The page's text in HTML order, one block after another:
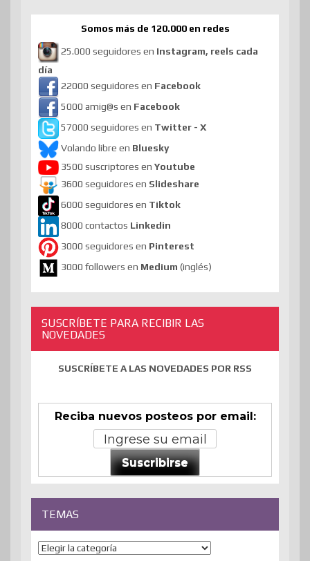
Somos más de 120.000 en redes
25.000 seguidores en Instagram, reels cada
día
22000 seguidores en Facebook
5000 amig@s en Facebook
57000 seguidores en Twitter - X
Volando libre en Bluesky
3500 suscriptores en Youtube
3600 seguidores en Slideshare
6000 seguidores en Tiktok
8000 contactos Linkedin
3000 seguidores en Pinterest
3000 followers en Medium (inglés)
SUSCRÍBETE PARA RECIBIR LAS
NOVEDADES
SUSCRÍBETE A LAS NOVEDADES POR RSS
Reciba nuevos posteos por email:
Suscribirse
TEMAS
Temas